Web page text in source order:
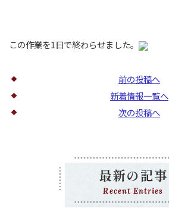
この作業を1日で終わらせました。
前の投稿へ
新着情報一覧へ
次の投稿へ
最新の記事
Recent Entries